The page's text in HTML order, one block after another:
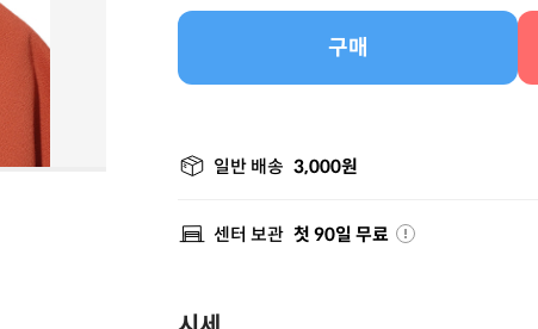
구매
일반 배송 3,000원
센터 보관 첫 90일 무료